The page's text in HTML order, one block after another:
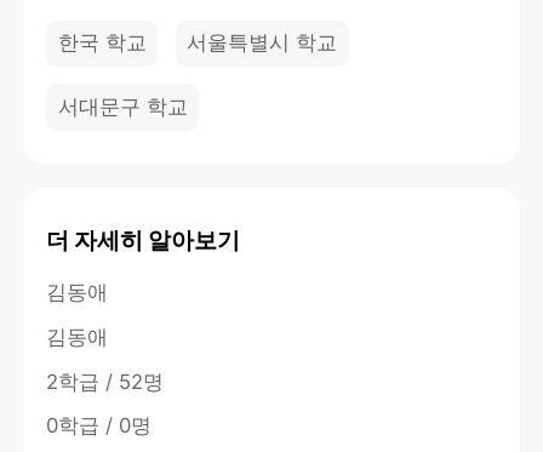
한국 학교 서울특별시 학교
서대문구 학교
더 자세히 알아보기
김동애
김동애
2학급 / 52명
0학급 / 0명